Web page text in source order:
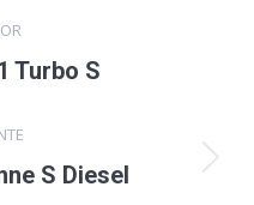
Turbo S
S Diesel